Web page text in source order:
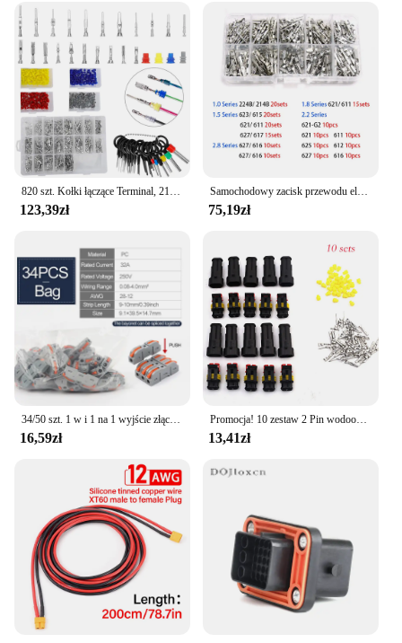
123,39zł
Samochodowy zacisk przewodu elektrycznego 1/1,5/1,8/2,2/2,8/3,5 mm Automatyczne złącze elektryczne Nieizolowane usuwanie wtyczki Męskie żeńskie kołki zaciskane
75,19zł
34/50 szt. 1 w i 1 na 1 wyjście złącze do szybkiego łączenia multipleksu kompaktowa zacisk blok zaciskowa do domowego złącza kabla światła
16,59zł
Promocja! 10 zestaw 2 Pin wodoodporne wtyczka przewodu elektrycznego 1.5mm zaciski 2Pin HID Plug Auto Xenon wtyk lampa
13,41zł